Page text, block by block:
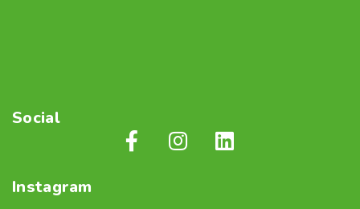
Social
Instagram